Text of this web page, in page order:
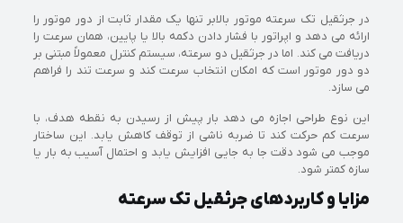
در جرثقیل تک‌ سرعته موتور بالابر تنها یک مقدار ثابت از دور موتور را
ارائه می‌ دهد و اپراتور با فشار دادن دکمه بالا یا پایین، همان سرعت را
دریافت می‌ کند. اما در جرثقیل دو سرعته، سیستم کنترل معمولاً مبتنی بر
دو دور موتور است که امکان انتخاب سرعت کند و سرعت تند را فراهم
می‌ سازد.
این نوع طراحی اجازه می‌ دهد بار پیش از رسیدن به نقطه هدف، با
سرعت کم حرکت کند تا ضربه ناشی از توقف کاهش یابد. این ساختار
موجب می‌ شود دقت جا به‌ جایی افزایش یابد و احتمال آسیب به بار یا
سازه کمتر شود.
مزایا و کاربردهای جرثقیل تک‌ سرعته